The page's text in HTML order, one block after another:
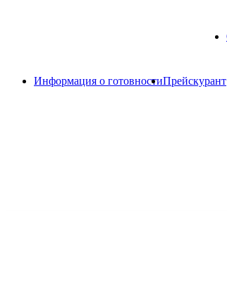
Информация о готовностиПрейскурант